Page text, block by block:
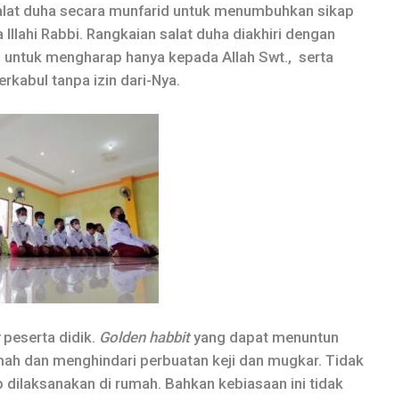
duha secara munfarid untuk menumbuhkan sikap
Rabbi. Rangkaian salat duha diakhiri dengan
mengharap hanya kepada Allah Swt., serta
tanpa izin dari-Nya.
peserta didik. Golden habbityang dapat menuntun
dan menghindari perbuatan keji dan mugkar. Tidak
di rumah. Bahkan kebiasaan ini tidak